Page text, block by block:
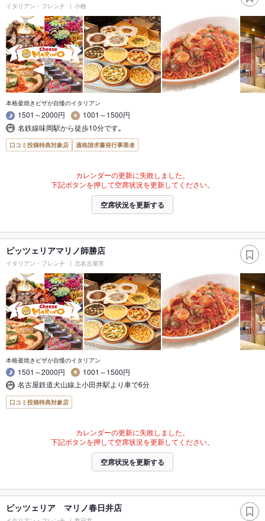
イタリアン・フレンチ 小牧
本格釜焼きピザが自慢のイタリアン
1501～2000円
1001～1500円
名鉄線味岡駅から徒歩10分です｡
口コミ投稿特典対象店 適格請求書発行事業者
カレンダーの更新に失敗しました。
下記ボタンを押して空席状況を更新してください。
空席状況を更新する
ピッツェリアマリノ師勝店
イタリアン・フレンチ 北名古屋市
本格釜焼きピザが自慢のイタリアン
1501～2000円
1001～1500円
名古屋鉄道犬山線上小田井駅より車で6分
口コミ投稿特典対象店
カレンダーの更新に失敗しました。
下記ボタンを押して空席状況を更新してください。
空席状況を更新する
ピッツェリア マリノ春日井店